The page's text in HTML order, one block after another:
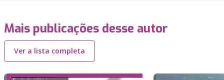
Mais publicações desse autor
Ver a lista completa